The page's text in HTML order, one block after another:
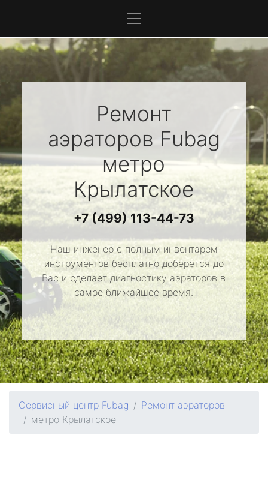
Ремонт
аэраторов Fubag
метро
Крылатское
+7 (499) 113-44-73
Наш инженер с полным инвентарем
инструментов бесплатно доберется до
Вас и сделает диагностику аэраторов в
самое ближайшее время.
Сервисный центр Fubag
Ремонт аэраторов
метро Крылатское